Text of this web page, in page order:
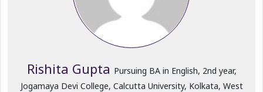
Rishita Gupta Pursuing BA in English, 2nd year,
Jogamaya Devi College, Calcutta University, Kolkata, West